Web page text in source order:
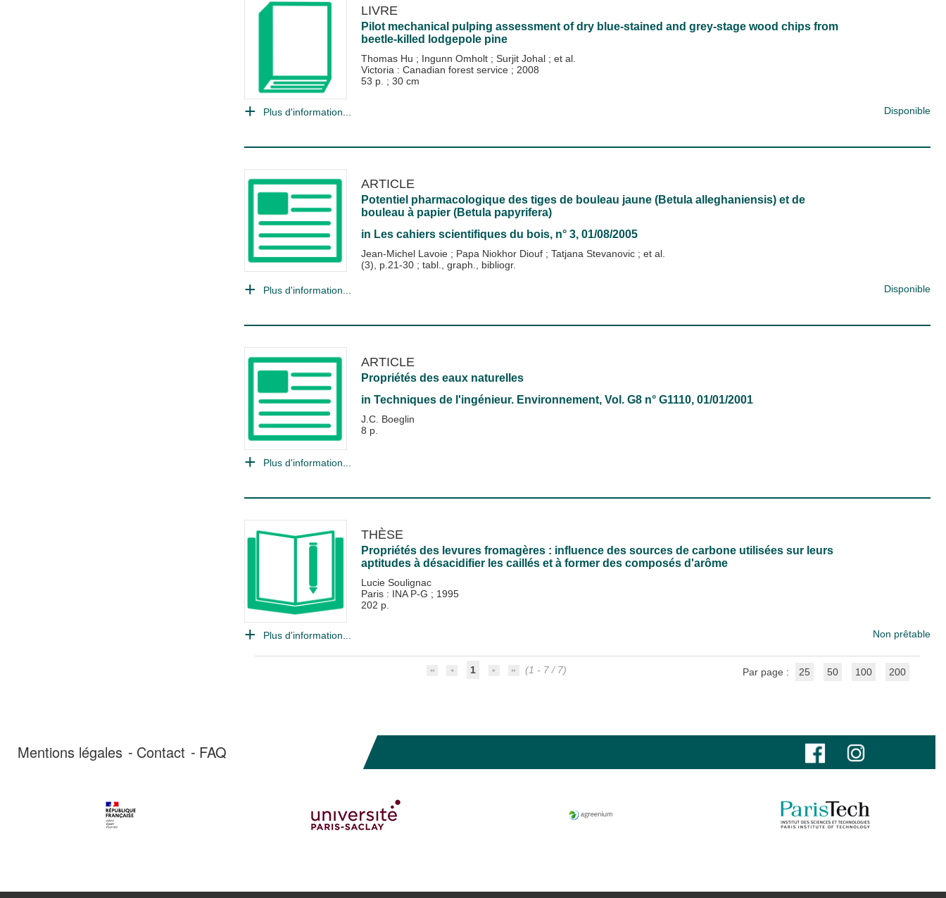
LIVRE
Pilot mechanical pulping assessment of dry blue-stained and grey-stage wood chips from
beetle-killed lodgepole pine
Thomas Hu ; Ingunn Omholt ; Surjit Johal ; et al.
Victoria : Canadian forest service ; 2008
53 p. ; 30 cm
Plus d'information... Disponible
ARTICLE
Potentiel pharmacologique des tiges de bouleau jaune (Betula alleghaniensis) et de
bouleau à papier (Betula papyrifera)
in Les cahiers scientifiques du bois, n° 3, 01/08/2005
Jean-Michel Lavoie ; Papa Niokhor Diouf ; Tatjana Stevanovic ; et al.
(3), p.21-30 ; tabl., graph., bibliogr.
Plus d'information... Disponible
ARTICLE
Propriétés des eaux naturelles
in Techniques de l'ingénieur. Environnement, Vol. G8 n° G1110, 01/01/2001
J.C. Boeglin
8 p.
Plus d'information...
THÈSE
Propriétés des levures fromagères : influence des sources de carbone utilisées sur leurs
aptitudes à désacidifier les caillés et à former des composés d'arôme
Lucie Soulignac
Paris : INA P-G ; 1995
202 p.
Plus d'information... Non prêtable
1 (1 - 7 / 7) Par page : 25 50 100 200
Mentions légales Contact FAQ